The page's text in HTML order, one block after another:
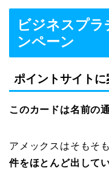
ビジネスプラ
ンペーン
ポイントサイトに
このカードは名前の
アメックスはそもそも
件をほとんど出して